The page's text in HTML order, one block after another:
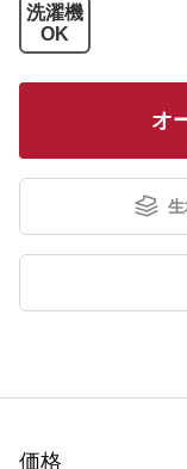
洗濯機
OK
オ
価格